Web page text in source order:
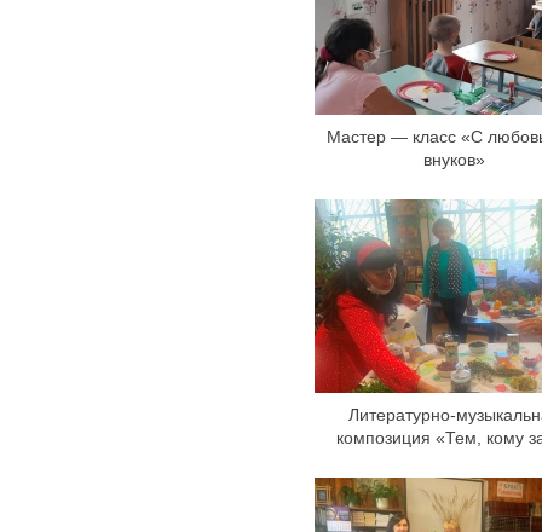
Мастер — класс «С
внуков»
Литературно-
композиция «Тем, кому